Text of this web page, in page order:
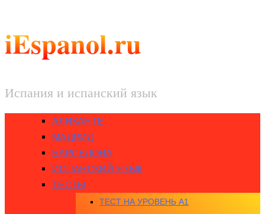
iEspanol.ru
Испания и испанский язык
АЛИКАНТЕ
МАДРИД
БАРСЕЛОНА
ИСПАНСКИЙ ЯЗЫК
ТЕСТЫ
ТЕСТ НА УРОВЕНЬ A1